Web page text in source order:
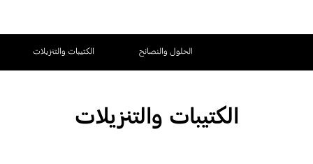
الحلول والنصائح الكتيبات والتنزيلات
الكتيبات والتنزيلات